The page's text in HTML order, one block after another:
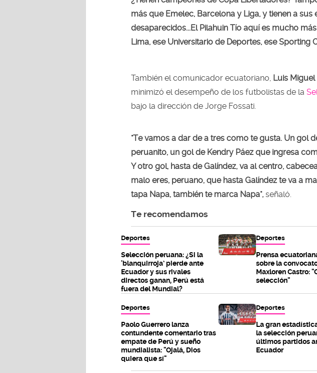
más que Emelec, Barcelona y Liga, y tienen a sus
desaparecidos...El Pilahuin Tío aquí es mucho
Lima, ese Universitario de Deportes, ese Sporting
También el comunicador ecuatoriano, Luis
minimizó el desempeño de los futbolistas de la
bajo la dirección de Jorge Fossati.
"Te vamos a dar de a tres como te gusta. Un gol
peruanito, un gol de Kendry Páez que ingresa
Y otro gol, hasta de Galíndez, va al centro,
malo eres, peruano, que hasta Galíndez te va a
tapa Napa, también te marca Napa", señaló.
Te recomendamos
Deportes
Selección peruana: ¿Si la
'blanquirroja’ pierde ante
Ecuador y sus rivales
directos ganan, Perú está
fuera del Mundial?
Deportes
Prensa
sobre la
Maxloren Castro:
selección"
Deportes
Paolo Guerrero lanza
contundente comentario tras
empate de Perú y sueño
mundialista: "Ojalá, Dios
quiera que sí"
Deportes
La gran
la selección
últimos partidos
Ecuador